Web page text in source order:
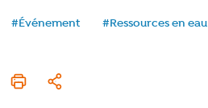
Tags
#Événement #Ressources en eau
Imprimer cet article
Partager